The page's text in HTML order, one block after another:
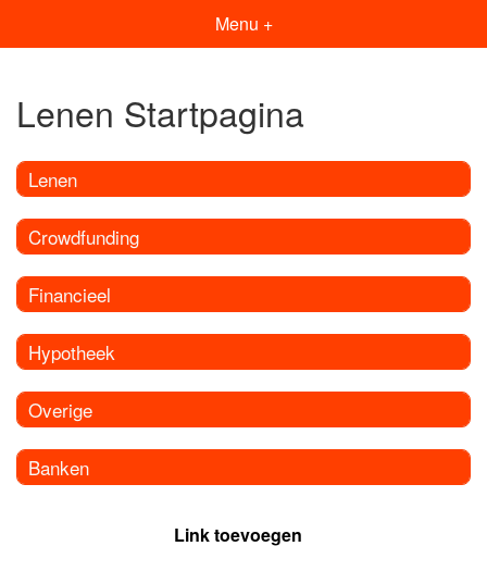
Menu +
Lenen Startpagina
Lenen
Crowdfunding
Financieel
Hypotheek
Overige
Banken
Link toevoegen